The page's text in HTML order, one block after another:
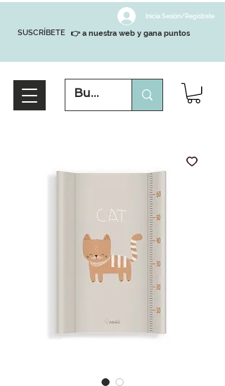
SUSCRÍBETE
Inicia Sesión/Regístrate
👉 a nuestra web y gana puntos